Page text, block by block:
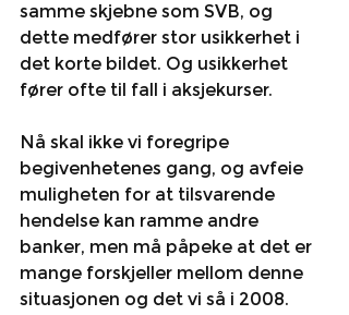
samme skjebne som SVB, og
dette medfører stor usikkerhet i
det korte bildet. Og usikkerhet
fører ofte til fall i aksjekurser.
Nå skal ikke vi foregripe
begivenhetenes gang, og avfeie
muligheten for at tilsvarende
hendelse kan ramme andre
banker, men må påpeke at det er
mange forskjeller mellom denne
situasjonen og det vi så i 2008.